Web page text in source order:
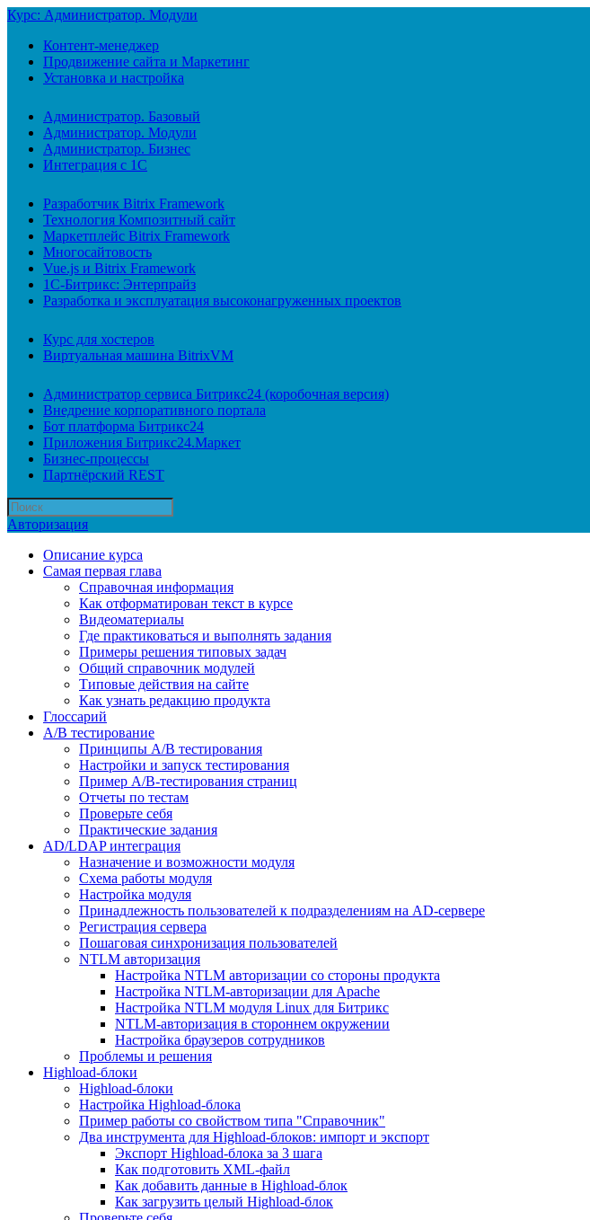
Курс: Администратор. Модули
Контент-менеджер
Продвижение сайта и Маркетинг
Установка и настройка
Администратор. Базовый
Администратор. Модули
Администратор. Бизнес
Интеграция с 1С
Разработчик Bitrix Framework
Технология Композитный сайт
Маркетплейс Bitrix Framework
Многосайтовость
Vue.js и Bitrix Framework
1С-Битрикс: Энтерпрайз
Разработка и эксплуатация высоконагруженных проектов
Курс для хостеров
Виртуальная машина BitrixVM
Администратор сервиса Битрикс24 (коробочная версия)
Внедрение корпоративного портала
Бот платформа Битрикс24
Приложения Битрикс24.Маркет
Бизнес-процессы
Партнёрский REST
Авторизация
Описание курса
Самая первая глава
Справочная информация
Как отформатирован текст в курсе
Видеоматериалы
Где практиковаться и выполнять задания
Примеры решения типовых задач
Общий справочник модулей
Типовые действия на сайте
Как узнать редакцию продукта
Глоссарий
A/B тестирование
Принципы A/B тестирования
Настройки и запуск тестирования
Пример A/B-тестирования страниц
Отчеты по тестам
Проверьте себя
Практические задания
AD/LDAP интеграция
Назначение и возможности модуля
Схема работы модуля
Настройка модуля
Принадлежность пользователей к подразделениям на AD-сервере
Регистрация сервера
Пошаговая синхронизация пользователей
NTLM авторизация
Настройка NTLM авторизации со стороны продукта
Настройка NTLM-авторизации для Apache
Настройка NTLM модуля Linux для Битрикс
NTLM-авторизация в стороннем окружении
Настройка браузеров сотрудников
Проблемы и решения
Highload-блоки
Highload-блоки
Настройка Highload-блока
Пример работы со свойством типа "Справочник"
Два инструмента для Highload-блоков: импорт и экспорт
Экспорт Highload-блока за 3 шага
Как подготовить XML-файл
Как добавить данные в Highload-блок
Как загрузить целый Highload-блок